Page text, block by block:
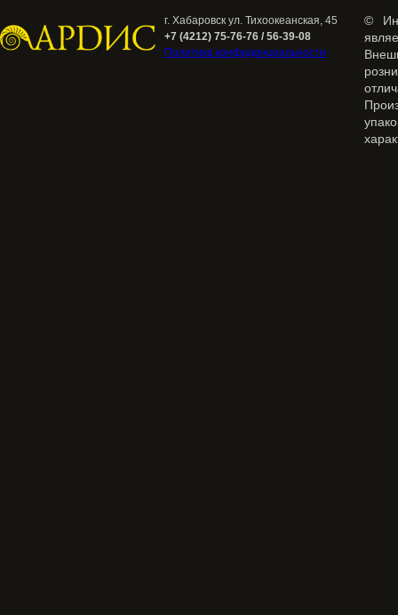
г. Хабаровск ул. Тихоокеанская, 45
+7 (4212) 75-76-76 / 56-39-08
Политика конфиденциальности
©